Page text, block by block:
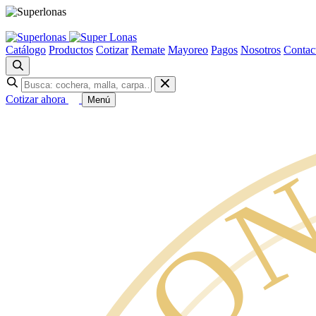
Catálogo Productos Cotizar Remate Mayoreo Pagos Nosotros
Cotizar ahora Menú